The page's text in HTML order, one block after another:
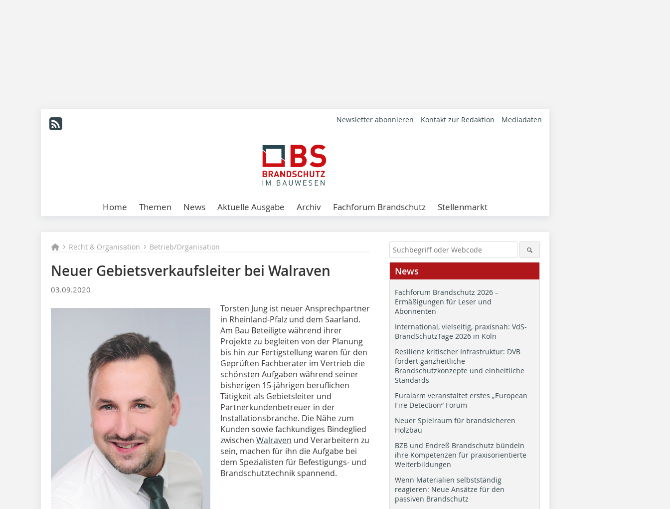
Newsletter abonnieren Kontakt zur Redaktion Mediadaten
Home Themen News Aktuelle Ausgabe Archiv Fachforum Brandschutz Stellenmarkt
Recht & Organisation Betrieb/Organisation
Neuer Gebietsverkaufsleiter bei Walraven
03.09.2020
Torsten Jung ist neuer Ansprechpartner
in Rheinland-Pfalz und dem Saarland.
Am Bau Beteiligte während ihrer
Projekte zu begleiten von der Planung
bis hin zur Fertigstellung waren für den
Geprüften Fachberater im Vertrieb die
schönsten Aufgaben während seiner
bisherigen 15-jährigen beruflichen
Tätigkeit als Gebietsleiter und
Partnerkundenbetreuer in der
Installationsbranche. Die Nähe zum
Kunden sowie fachkundiges Bindeglied
zwischen Walraven und Verarbeitern zu
sein, machen für ihn die Aufgabe bei
dem Spezialisten für Befestigungs- und
Brandschutztechnik spannend.
News
Fachforum Brandschutz 2026 –
Ermäßigungen für Leser und
Abonnenten
International, vielseitig, praxisnah: VdS-
BrandSchutzTage 2026 in Köln
Resilienz kritischer Infrastruktur: DVB
fordert ganzheitliche
Brandschutzkonzepte und einheitliche
Standards
Euralarm veranstaltet erstes „European
Fire Detection“ Forum
Neuer Spielraum für brandsicheren
Holzbau
BZB und Endreß Brandschutz bündeln
ihre Kompetenzen für praxisorientierte
Weiterbildungen
Wenn Materialien selbstständig
reagieren: Neue Ansätze für den
passiven Brandschutz